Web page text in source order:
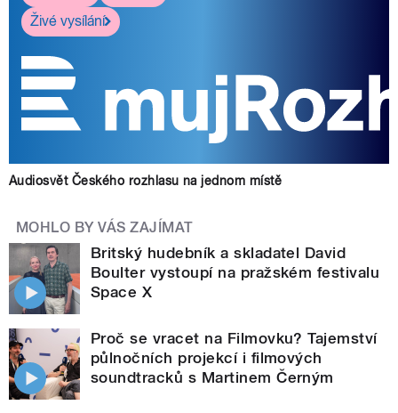
Živé vysílání
Audiosvět Českého rozhlasu na jednom místě
MOHLO BY VÁS ZAJÍMAT
Britský hudebník a skladatel David
Boulter vystoupí na pražském festivalu
Space X
Proč se vracet na Filmovku? Tajemství
půlnočních projekcí i filmových
soundtracků s Martinem Černým